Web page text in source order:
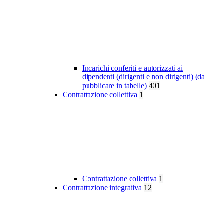
Incarichi conferiti e autorizzati ai
dipendenti (dirigenti e non dirigenti) (da
pubblicare in tabelle) 401
Contrattazione collettiva 1
Contrattazione collettiva 1
Contrattazione integrativa 12